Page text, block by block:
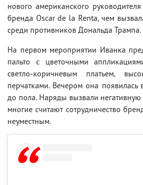
нового американского
бренда Oscar de la Renta, чем
среди противников Дональда Трампа.
На первом мероприятии Иванка
пальто с цветочными
светло-коричневым платьем,
перчатками. Вечером она
до пола. Наряды вызвали
многие считают сотрудничество
неуместным.